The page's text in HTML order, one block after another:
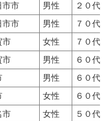
市市 男性
２０代
市市 男性 ７０代
市 女性
７０代
市 男性
６０代
男性
６０代
女性
６０代
市 女性
５０代